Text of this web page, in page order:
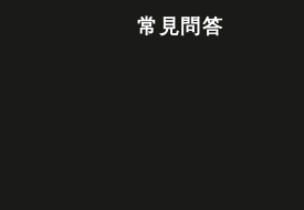
常見問答